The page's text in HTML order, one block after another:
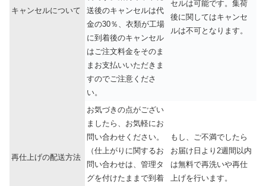
キャンセルについて
送後のキャンセルは代
金の30％、衣類が工場
に到着後のキャンセル
はご注文料金をそのま
まお支払いいただきま
すのでご注意くださ
い。
セルは可能です。集荷
後に関してはキャンセ
ルは不可となります。
再仕上げの配送方法
お気づきの点がござい
ましたら、お気軽にお
問い合わせください。
（仕上がりに関するお
問い合わせは、管理タ
グを付けたままで到着
もし、ご不満でしたら
お届け日より2週間以内
は無料で再洗いや再仕
上げを行います。